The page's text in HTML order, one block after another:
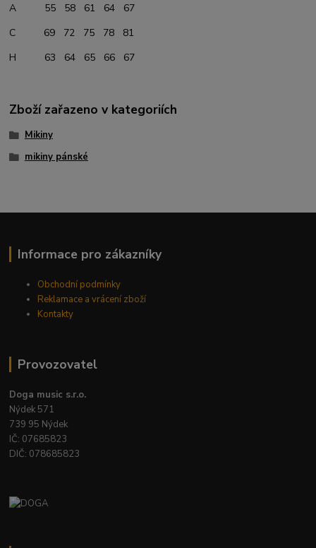
A 55 58 61 64 67
C 69 72 75 78 81
H 63 64 65 66 67
Zboží zařazeno v kategoriích
Mikiny
mikiny pánské
Informace pro zákazníky
Obchodní podmínky
Reklamace a vrácení zboží
Kontakty
Provozovatel
Doga music s.r.o.
Nýdek 571
739 95 Nýdek
IČ: 07685823
DIČ: 078685823